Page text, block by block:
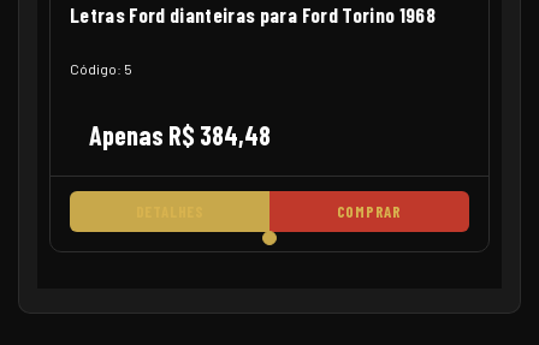
Letras Ford dianteiras para Ford Torino 1968
Código: 5
Apenas R$ 384,48
COMPRAR